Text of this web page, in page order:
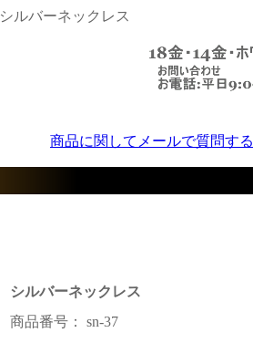
シルバーネックレス
商品に関してメールで質問する
シルバーネックレス
商品番号： sn-37